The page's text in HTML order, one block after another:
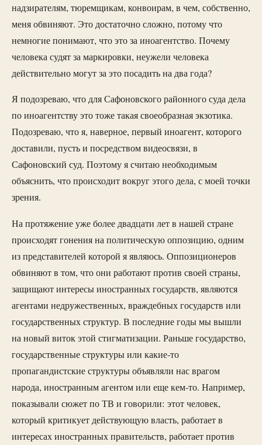
надзирателям, тюремщикам, конвоирам, в чем, собственно,
меня обвиняют. Это достаточно сложно, потому что
немногие понимают, что это за иноагентство. Почему
человека судят за маркировки, неужели человека
действительно могут за это посадить на два года?
Я подозреваю, что для Сафоновского районного суда дела
по иноагентству это тоже такая своеобразная экзотика.
Подозреваю, что я, наверное, первый иноагент, которого
доставили, пусть и посредством видеосвязи, в
Сафоновский суд. Поэтому я считаю необходимым
объяснить, что происходит вокруг этого дела, с моей точки
зрения.
На протяжение уже более двадцати лет в нашей стране
происходят гонения на политическую оппозицию, одним
из представителей которой я являюсь. Оппозиционеров
обвиняют в том, что они работают против своей страны,
защищают интересы иностранных государств, являются
агентами недружественных, враждебных государств или
государственных структур. В последние годы мы вышли
на новый виток этой стигматизации. Раньше государство,
государственные структуры или какие-то
пропагандистские структуры объявляли нас врагом
народа, иностранным агентом или еще кем-то. Например,
показывали сюжет по ТВ и говорили: этот человек,
который критикует действующую власть, работает в
интересах иностранных правительств, работает против